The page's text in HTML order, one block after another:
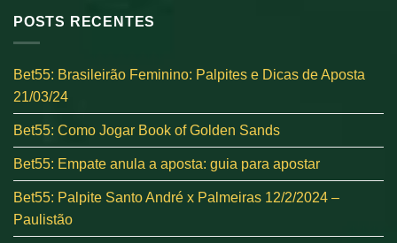
POSTS RECENTES
Bet55: Brasileirão Feminino: Palpites e Dicas de Aposta
21/03/24
Bet55: Como Jogar Book of Golden Sands
Bet55: Empate anula a aposta: guia para apostar
Bet55: Palpite Santo André x Palmeiras 12/2/2024 –
Paulistão